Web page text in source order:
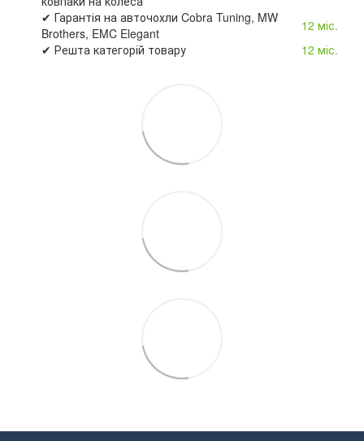
✔ Гарантія на авточохли Cobra Tuning, MW
Brothers, EMC Elegant
12 міс.
✔ Решта категорій товару
12 міс.